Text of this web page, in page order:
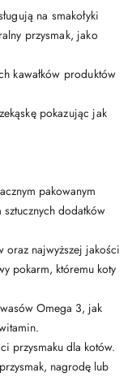
na smakołyki
przysmak, jako
kawałków produktów
pokazując jak
pakowanym
sztucznych dodatków
oraz najwyższej jakości
pokarm, któremu koty
Omega 3, jak
przysmaku dla kotów.
nagrodę lub